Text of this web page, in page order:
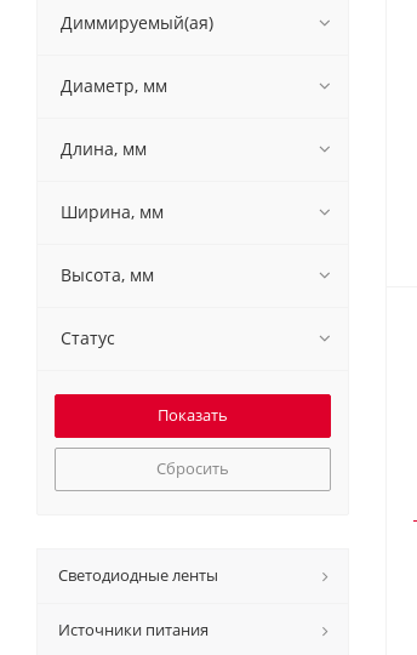
Диммируемый(ая)
Диаметр, мм
Длина, мм
Ширина, мм
Высота, мм
Статус
Сбросить
Светодиодные ленты
Источники питания